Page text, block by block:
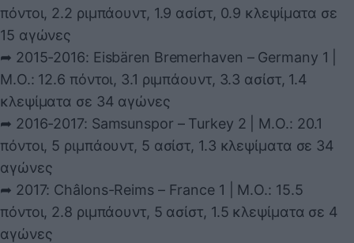
πόντοι, 2.2 ριμπάουντ, 1.9 ασίστ, 0.9 κλεψίματα σε
15 αγώνες
➦ 2015-2016: Eisbären Bremerhaven – Germany 1 |
Μ.Ο.: 12.6 πόντοι, 3.1 ριμπάουντ, 3.3 ασίστ, 1.4
κλεψίματα σε 34 αγώνες
➦ 2016-2017: Samsunspor – Turkey 2 | Μ.Ο.: 20.1
πόντοι, 5 ριμπάουντ, 5 ασίστ, 1.3 κλεψίματα σε 34
αγώνες
➦ 2017: Châlons-Reims – France 1 | Μ.Ο.: 15.5
πόντοι, 2.8 ριμπάουντ, 5 ασίστ, 1.5 κλεψίματα σε 4
αγώνες